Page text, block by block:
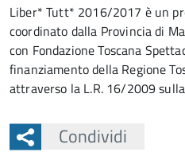
Liber* Tutt* 2016/2017 è un
coordinato dalla Provincia di
con Fondazione Toscana
finanziamento della Regione
attraverso la L.R. 16/2009
Condividi